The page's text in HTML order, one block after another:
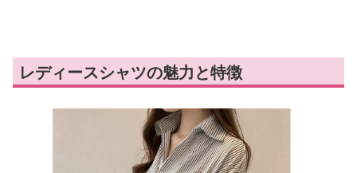
レディースシャツの魅力と特徴